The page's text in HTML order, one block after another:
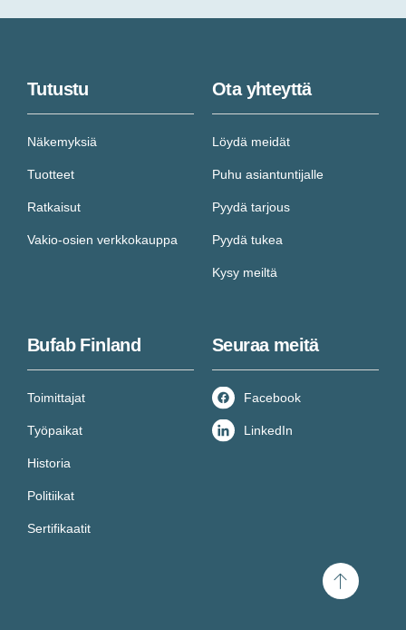
Tutustu
Näkemyksiä
Tuotteet
Ratkaisut
Vakio-osien verkkokauppa
Ota yhteyttä
Löydä meidät
Puhu asiantuntijalle
Pyydä tarjous
Pyydä tukea
Kysy meiltä
Bufab Finland
Toimittajat
Työpaikat
Historia
Politiikat
Sertifikaatit
Seuraa meitä
Facebook
LinkedIn
Scroll